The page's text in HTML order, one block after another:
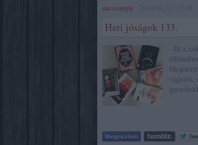
meseanyu
Heti jóságok 133.
- Itt a
vígjáték,